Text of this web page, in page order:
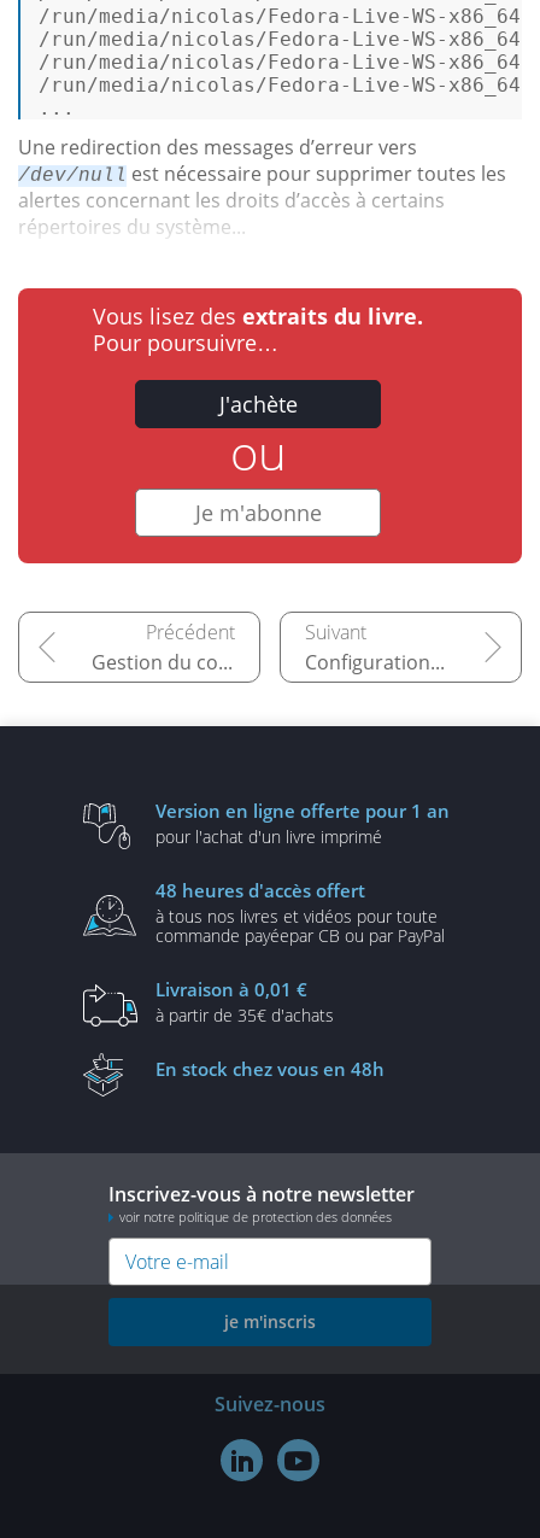
/run/media/nicolas/Fedora-Live-WS-
/run/media/nicolas/Fedora-Live-WS-x86_64-
/run/media/nicolas/Fedora-Live-WS-x86_64-
/run/media/nicolas/Fedora-Live-WS-
...
Une redirection des messages d’erreur vers
/dev/null est nécessaire pour supprimer toutes les
alertes concernant les droits d’accès à certains
répertoires du système...
Vous lisez des extraits du livre.
Pour poursuivre…
J'achète
ou
Je m'abonne
Gestion du compte utilisateur Configuration basique du système
Version en ligne offerte pour 1 an
pour l'achat d'un livre imprimé
48 heures d'accès offert
à tous nos livres et vidéos pour toute
commande payéepar CB ou par PayPal
Livraison à 0,01 €
à partir de 35€ d'achats
En stock chez vous en 48h
Inscrivez-vous à notre newsletter
voir notre politique de protection des données
je m'inscris
Suivez-nous
 